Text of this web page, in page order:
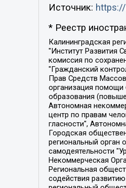
Источник:
* Реестр
Калининградская региональная общественная организация "Экозащита!-Женсовет", Фонд содействия защите прав и свобод граждан "Общественный вердикт", Фонд "Институт Развития Свободы Информации", Частное учреждение "Информационное агентство МЕМО. РУ", Региональная общественная организация "Общественная комиссия по сохранению наследия академика Сахарова", Фонд поддержки свободы прессы, Санкт-Петербургская общественная правозащитная организация "Гражданский контроль", Межрегиональная общественная организация "Информационно-просветительский центр "Мемориал", Региональный Фонд "Центр Защиты Прав Средств Массовой Информации", с 05.12.2023 Фонд "Центр Защиты Прав Средств массовой информации", Региональная общественная благотворительная организация помощи беженцам и мигрантам "Гражданское содействие", Негосударственное образовательное учреждение дополнительного профессионального образования (повышение квалификации) специалистов "АКАДЕМИЯ ПО ПРАВАМ ЧЕЛОВЕКА", Свердловская региональная общественная организация "Сутяжник", Автономная некоммерческая организация "Центр независимых социологических исследований", Союз общественных объединений "Российский исследовательский центр по правам человека", Региональное общественное учреждение